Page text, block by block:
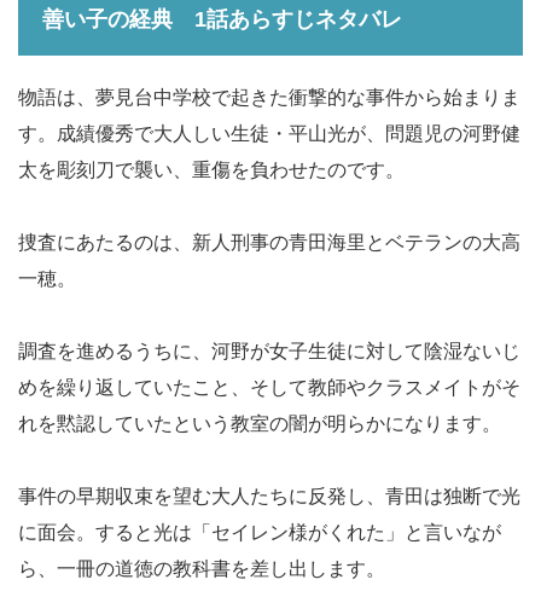
善い子の経典 1話あらすじネタバレ
物語は、夢見台中学校で起きた衝撃的な事件から始まりま
す。成績優秀で大人しい生徒・平山光が、問題児の河野健
太を彫刻刀で襲い、重傷を負わせたのです。
捜査にあたるのは、新人刑事の青田海里とベテランの大高
一穂。
調査を進めるうちに、河野が女子生徒に対して陰湿ないじ
めを繰り返していたこと、そして教師やクラスメイトがそ
れを黙認していたという教室の闇が明らかになります。
事件の早期収束を望む大人たちに反発し、青田は独断で光
に面会。すると光は「セイレン様がくれた」と言いなが
ら、一冊の道徳の教科書を差し出します。